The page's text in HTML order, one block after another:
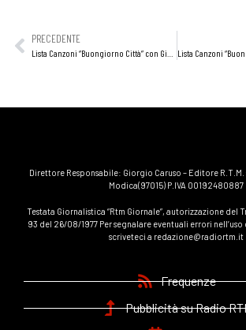
PRECEDENTE
Direttore Responsabile: Giorgio Caruso – Editore R.T.M.
Modica(97015) P.IVA 00192480887
Testata Giornalistica “Rtm Giornale”, autorizzazione del
93 del 26/08/1977 Per segnalare eventuali errori
scriveteci a redazione@radiortm.it
Frequenze
Pubblicità su Radio